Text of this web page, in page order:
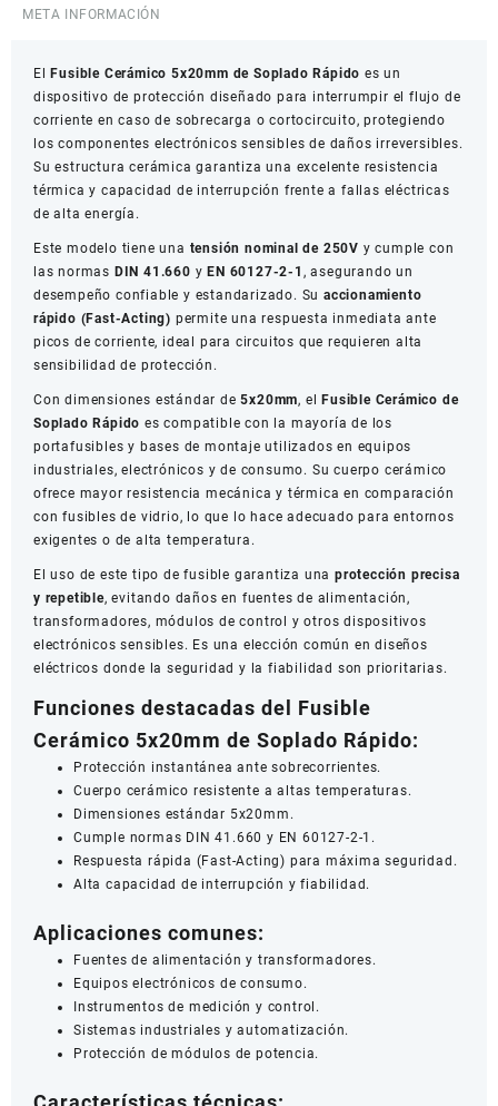
META INFORMACIÓN
ElFusible Cerámico 5x20mm de Soplado Rápido es un
dispositivo de protección diseñado para interrumpir el flujo de
corriente en caso de sobrecarga o cortocircuito, protegiendo
los componentes electrónicos sensibles de daños irreversibles.
Su estructura cerámica garantiza una excelente resistencia
térmica y capacidad de interrupción frente a fallas eléctricas
de alta energía.
Este modelo tiene una tensión nominal de 250V y cumple con
las normas DIN 41.660 yEN 60127-2-1 , asegurando un
desempeño confiable y estandarizado. Suaccionamiento
rápido (Fast-Acting) permite una respuesta inmediata ante
picos de corriente, ideal para circuitos que requieren alta
sensibilidad de protección.
Con dimensiones estándar de5x20mm, elFusible Cerámico de
Soplado Rápido es compatible con la mayoría de los
portafusibles y bases de montaje utilizados en equipos
industriales, electrónicos y de consumo. Su cuerpo cerámico
ofrece mayor resistencia mecánica y térmica en comparación
con fusibles de vidrio, lo que lo hace adecuado para entornos
exigentes o de alta temperatura.
El uso de este tipo de fusible garantiza una protección precisa
y repetible, evitando daños en fuentes de alimentación,
transformadores, módulos de control y otros dispositivos
electrónicos sensibles. Es una elección común en diseños
eléctricos donde la seguridad y la fiabilidad son prioritarias.
Funciones destacadas del Fusible
Cerámico 5x20mm de Soplado Rápido:
Protección instantánea ante sobrecorrientes.
Cuerpo cerámico resistente a altas temperaturas.
Dimensiones estándar 5x20mm.
Cumple normas DIN 41.660 y EN 60127-2-1.
Respuesta rápida (Fast-Acting) para máxima seguridad.
Alta capacidad de interrupción y fiabilidad.
Aplicaciones comunes:
Fuentes de alimentación y transformadores.
Equipos electrónicos de consumo.
Instrumentos de medición y control.
Sistemas industriales y automatización.
Protección de módulos de potencia.